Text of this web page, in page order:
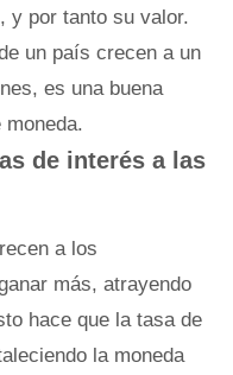
y por tanto su valor.
un país crecen a un
es una buena
de interés a las
a los
más, atrayendo
hace que la tasa de
la moneda